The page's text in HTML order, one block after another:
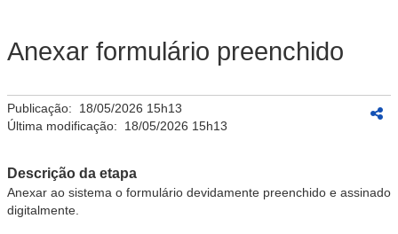
Anexar formulário preenchido
Publicação: 18/05/2026 15h13
Última modificação: 18/05/2026 15h13
Descrição da etapa
Anexar ao sistema o formulário devidamente preenchido e assinado
digitalmente.